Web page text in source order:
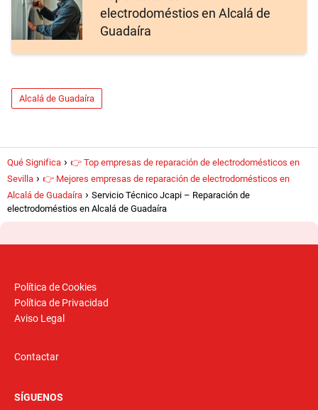
electrodoméstios en Alcalá de
Guadaíra
Alcalá de Guadaíra
Qué Significa
👉 Top empresas de reparación de electrodomésticos en
Sevilla
👉 Mejores empresas de reparación de electrodomésticos en
Alcalá de Guadaíra
Servicio Técnico Jcapi – Reparación de
electrodoméstios en Alcalá de Guadaíra
Política de Cookies
Política de Privacidad
Aviso Legal
Contactar
SÍGUENOS